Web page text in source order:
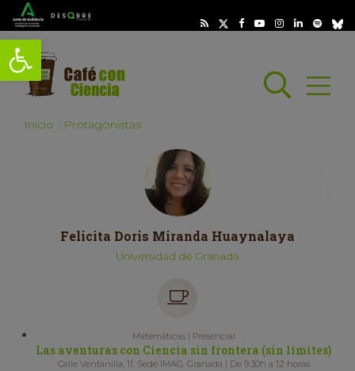
Abrir barra de herramientas
Abrir
Inicio Protagonistas
Felicita Doris Miranda Huaynalaya
Universidad de Granada
Matemáticas | Presencial
Las aventuras con Ciencia sin frontera (sin límites)
Calle Ventanilla, 11. Sede IMAG. Granada | De 9.30h a 12 horas